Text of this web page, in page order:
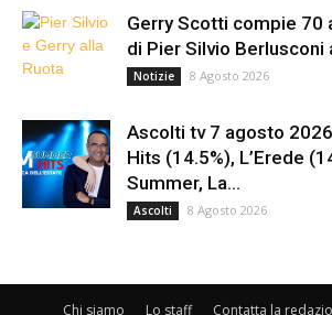
Gerry Scotti compie 70
di Pier Silvio Berlusconi
Notizie 8 Agosto 2026
Ascolti tv 7 agosto
Hits (14.5%), L’Erede
Summer, La...
Ascolti 8 Agosto 2026
Chi siamo Lo staff Contatta la